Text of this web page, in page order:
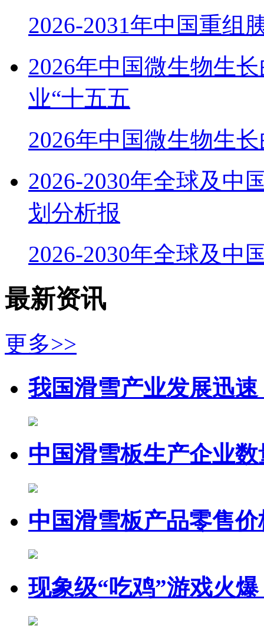
2026-2031年中国重组
2026年中国微生物生
业“十五五
2026年中国微生物生
2026-2030年全球及中
划分析报
2026-2030年全球及中
最新资讯
更多>>
我国滑雪产业发展迅
中国滑雪板生产企业
中国滑雪板产品零售
现象级“吃鸡”游戏火